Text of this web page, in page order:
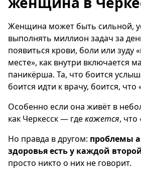
Женщина может быть сильной,
выполнять миллион задач за
появиться крови, боли или
месте», как внутри включается
паникёрша. Та, что боится
боится идти к врачу, боится, что
Особенно если она живёт в
как Черкесск — гдекажется, что
Но правда в другом: проблемы
здоровья есть у каждой
просто никто о них не говорит.